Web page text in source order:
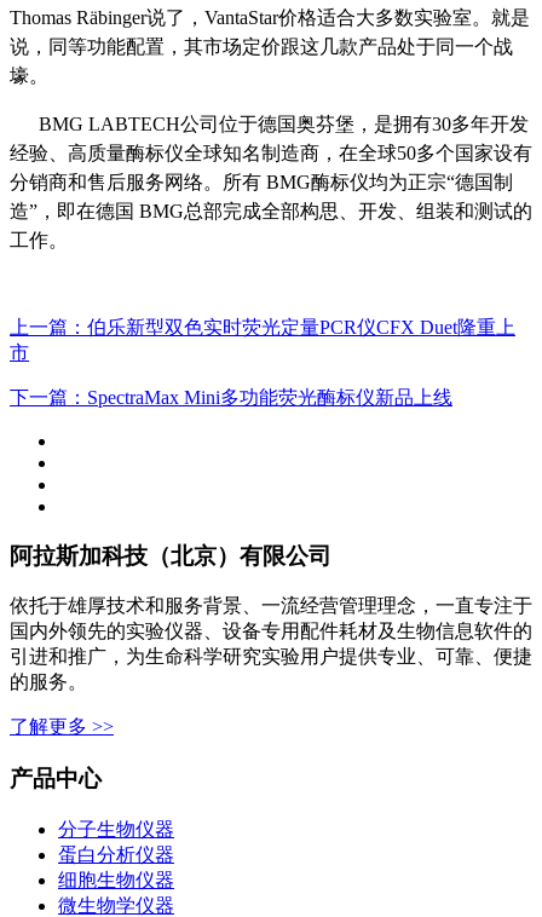
Thomas Räbinger说了，VantaStar价格适合大多数实验室。就是
说，同等功能配置，其市场定价跟这几款产品处于同一个战
壕。
BMG LABTECH公司位于德国奥芬堡，是拥有30多年开发
经验、高质量酶标仪全球知名制造商，在全球50多个国家设有
分销商和售后服务网络。所有 BMG酶标仪均为正宗“德国制
造”，即在德国 BMG总部完成全部构思、开发、组装和测试的
工作。
上一篇 ：伯乐新型双色实时荧光定量PCR仪CFX Duet隆重上
市
下一篇 ：SpectraMax Mini多功能荧光酶标仪新品上线
阿拉斯加科技（北京）有限公司
依托于雄厚技术和服务背景、一流经营管理理念，一直专注于
国内外领先的实验仪器、设备专用配件耗材及生物信息软件的
引进和推广，为生命科学研究实验用户提供专业、可靠、便捷
的服务。
了解更多 >>
产品中心
分子生物仪器
蛋白分析仪器
细胞生物仪器
微生物学仪器